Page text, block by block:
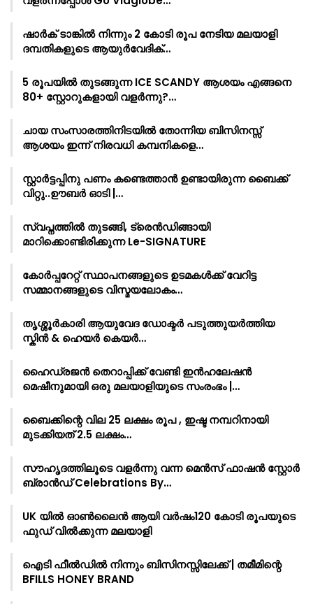
ഷാർക്‌ ടാങ്കിൽ നിന്നും 2 കോടി രൂപ നേടിയ മലയാളി
ദമ്പതികളുടെ ആയുർവേദിക്…
5 രൂപയിൽ തുടങ്ങുന്ന ICE SCANDY ആശയം എങ്ങനെ
80+ സ്റ്റോറുകളായി വളർന്നു?…
ചായ സംസാരത്തിനിടയിൽ തോന്നിയ ബിസിനസ്സ്
ആശയം ഇന്ന് നിരവധി കമ്പനികളെ…
സ്റ്റാർട്ടപ്പിനു പണം കണ്ടെത്താൻ ഉണ്ടായിരുന്ന ബൈക്ക്
വിറ്റു..ഊബർ ഓടി |…
സ്വപ്നത്തിൽ തുടങ്ങി, ട്രെൻഡിങ്ങായി
മാറിക്കൊണ്ടിരിക്കുന്ന Le-SIGNATURE
കോർപ്പറേറ്റ് സ്ഥാപനങ്ങളുടെ ഉടമകൾക്ക് വേറിട്ട
സമ്മാനങ്ങളുടെ വിസ്മയലോകം…
തൃശ്ശൂർകാരി ആയുവേദ ഡോക്ടർ പടുത്തുയർത്തിയ
സ്കിൻ & ഹെയർ കെയർ…
ഹൈഡ്രജൻ തെറാപ്പിക്ക് വേണ്ടി ഇൻഹലേഷൻ
മെഷീനുമായി ഒരു മലയാളിയുടെ സംരംഭം |…
ബൈക്കിന്റെ വില 25 ലക്ഷം രൂപ , ഇഷ്ട നമ്പറിനായി
മുടക്കിയത് 2.5 ലക്ഷം…
സൗഹൃദത്തിലൂടെ വളർന്നു വന്ന മെൻസ് ഫാഷൻ സ്റ്റോർ
ബ്രാൻഡ് Celebrations By…
UK യിൽ ഓൺലൈൻ ആയി വർഷം120 കോടി രൂപയുടെ
ഫുഡ് വിൽക്കുന്ന മലയാളി
ഐടി ഫീൽഡിൽ നിന്നും ബിസിനസ്സിലേക്ക് | തമീമിന്റെ
BFILLS HONEY BRAND